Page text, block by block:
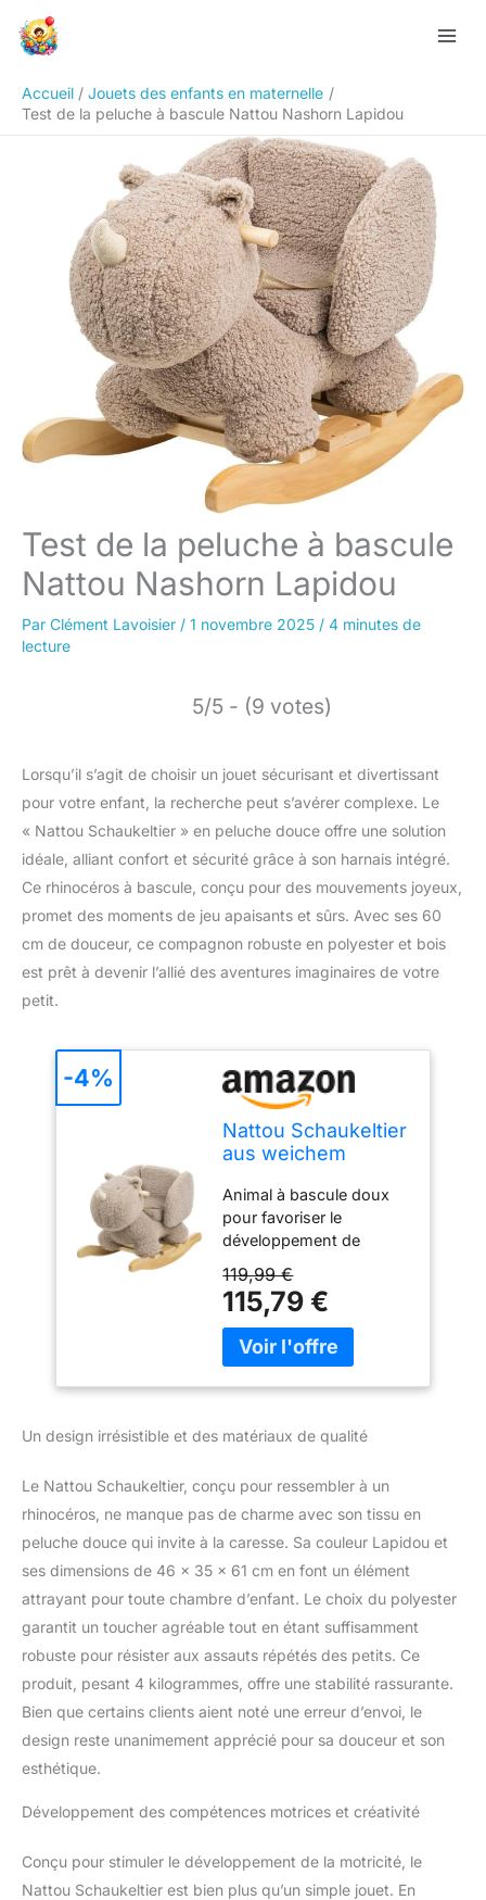
Accueil
Jouets des enfants en maternelle
Test de la peluche à bascule Nattou Nashorn Lapidou
Test de la peluche à bascule
Nattou Nashorn Lapidou
Par Clément Lavoisier / 1 novembre 2025 / 4 minutes de
lecture
5/5 - (9 votes)
Lorsqu’il s’agit de choisir un jouet sécurisant et divertissant
pour votre enfant, la recherche peut s’avérer complexe. Le
« Nattou Schaukeltier » en peluche douce offre une solution
idéale, alliant confort et sécurité grâce à son harnais intégré.
Ce rhinocéros à bascule, conçu pour des mouvements joyeux,
promet des moments de jeu apaisants et sûrs. Avec ses 60
cm de douceur, ce compagnon robuste en polyester et bois
est prêt à devenir l’allié des aventures imaginaires de votre
petit.
Nattou Schaukeltier
aus weichem
Schaukeltier
Nashorn, INKL.
Sicherheitsgurt,
Fröhliches Hin- und
Herschaukeln, Ca.
60 cm, Lapidou,
Polyester/Holz,
Taupe
Animal à bascule doux
pour favoriser le
développement de
ludique, Cadeau idéal
pour un premier
anniversaire, Adapté de
10 à 36 mois Va-et-vient
son équilibre et de
façon ludique Sécurité
absolue : Jouet
particulièrement sûr
sécurité du siège pour
enfant, à la large
structure en bois et aux
poignées solides
Contenu de la livraison :
1 x Nattou Animal à
Bascule Rhinocéros
Teddy, Collection :
Environ 60 cm, Couleur :
119,99 €
115,79 €
-4%
Un design irrésistible et des matériaux de qualité
Le Nattou Schaukeltier, conçu pour ressembler à un
rhinocéros, ne manque pas de charme avec son tissu en
peluche douce qui invite à la caresse. Sa couleur Lapidou et
ses dimensions de 46 x 35 x 61 cm en font un élément
attrayant pour toute chambre d’enfant. Le choix du polyester
garantit un toucher agréable tout en étant suffisamment
robuste pour résister aux assauts répétés des petits. Ce
produit, pesant 4 kilogrammes, offre une stabilité rassurante.
Bien que certains clients aient noté une erreur d’envoi, le
design reste unanimement apprécié pour sa douceur et son
esthétique.
Développement des compétences motrices et créativité
Conçu pour stimuler le développement de la motricité, le
Nattou Schaukeltier est bien plus qu’un simple jouet. En
Rechercher